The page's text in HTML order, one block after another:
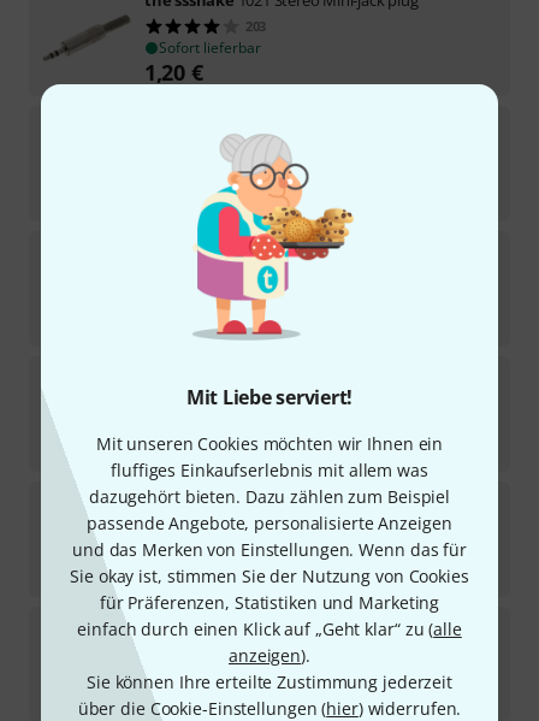
Mit Liebe serviert!
Mit unseren Cookies möchten wir Ihnen ein
fluffiges Einkaufserlebnis mit allem was
dazugehört bieten. Dazu zählen zum Beispiel
passende Angebote, personalisierte Anzeigen
und das Merken von Einstellungen. Wenn das für
Sie okay ist, stimmen Sie der Nutzung von Cookies
für Präferenzen, Statistiken und Marketing
einfach durch einen Klick auf „Geht klar“ zu (alle
anzeigen).
Sie können Ihre erteilte Zustimmung jederzeit
über die Cookie-Einstellungen (hier) widerrufen.
203
Sofort lieferbar
1,20 €
Sofort lieferbar
Thomann1011 Mini-Jack mono
80
Sofort lieferbar
€
155
1,70€
Rean NYS 231 LL
52
Sofort lieferbar
1,25 €
SeetronicM2TP3C
In 10–13 Wochen lieferbar
1,55 €